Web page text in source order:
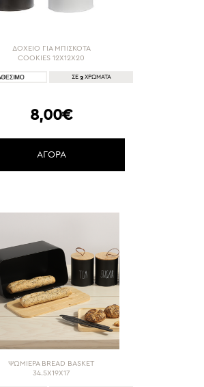
ΔΟΧΕΙΟ ΓΙΑ ΜΠΙΣΚΟΤΑ
COOKIES 12Χ12Χ20
ΣΕ 2 ΧΡΩΜΑΤΑ
8,00€
ΑΓΟΡΑ
ΨΩΜΙΕΡΑ BREAD BASKET
34.5X19X17